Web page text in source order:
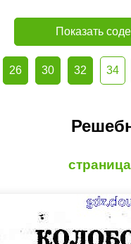
Показать
26 30 32 34